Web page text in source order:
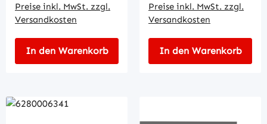
Preise inkl. MwSt. zzgl.
Versandkosten
In den Warenkorb
Preise inkl. MwSt. zzgl.
Versandkosten
In den Warenkorb